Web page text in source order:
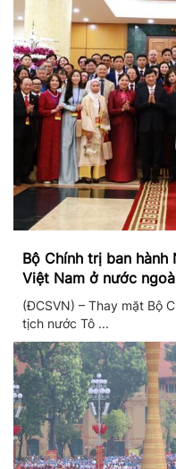
Bộ Chính trị ban
Việt Nam ở nước
(ĐCSVN) – Thay mặt Bộ
tịch nước Tô ...